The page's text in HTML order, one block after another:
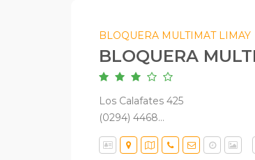
BLOQUERA MULTIMAT LIMAY
BLOQUERA
Los Calafates 425
(0294) 4468...